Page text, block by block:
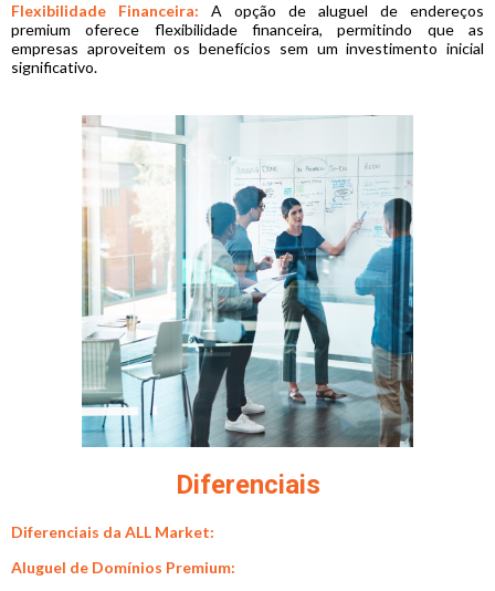
Flexibilidade Financeira:
A opção de aluguel de endereços
premium oferece flexibilidade financeira, permitindo que as
empresas aproveitem os benefícios sem um investimento inicial
significativo.
Diferenciais
Diferenciais da ALL Market:
Aluguel de Domínios Premium: